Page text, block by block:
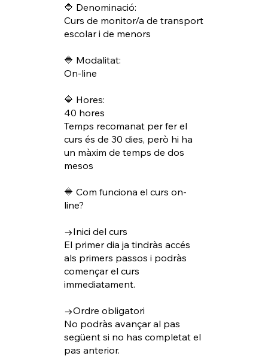
🔷 Denominació:
Curs de monitor/a de transport
escolar i de menors
🔷 Modalitat:
On-line
🔷 Hores:
40 hores
Temps recomanat per fer el
curs és de 30 dies, però hi ha
un màxim de temps de dos
mesos
🔷 Com funciona el curs on-
line?
→Inici del curs
El primer dia ja tindràs accés
als primers passos i podràs
començar el curs
immediatament.
→Ordre obligatori
No podràs avançar al pas
següent si no has completat el
pas anterior.